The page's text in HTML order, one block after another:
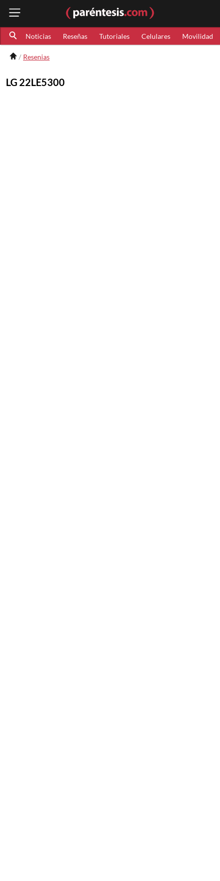
Noticias Reseñas Tutoriales Celulares Movilidad
Resenias
LG 22LE5300